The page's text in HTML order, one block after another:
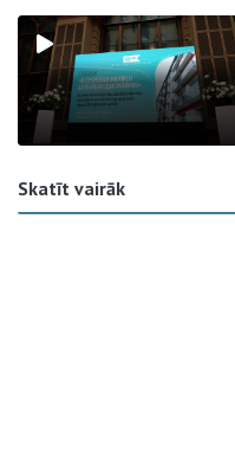
Skatīt vairāk